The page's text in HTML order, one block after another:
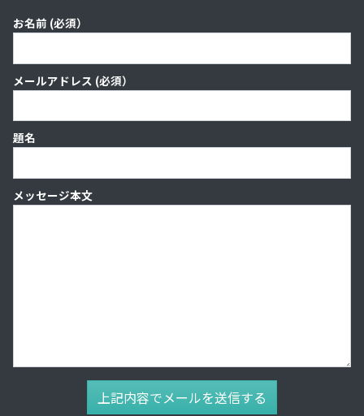
お名前 (必須）
メールアドレス (必須）
題名
メッセージ本文